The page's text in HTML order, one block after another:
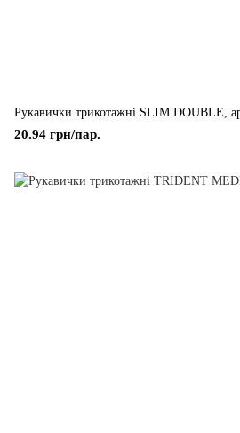
Рукавички трикотажні SLIM DOUBLE,
20.94 грн/пар.